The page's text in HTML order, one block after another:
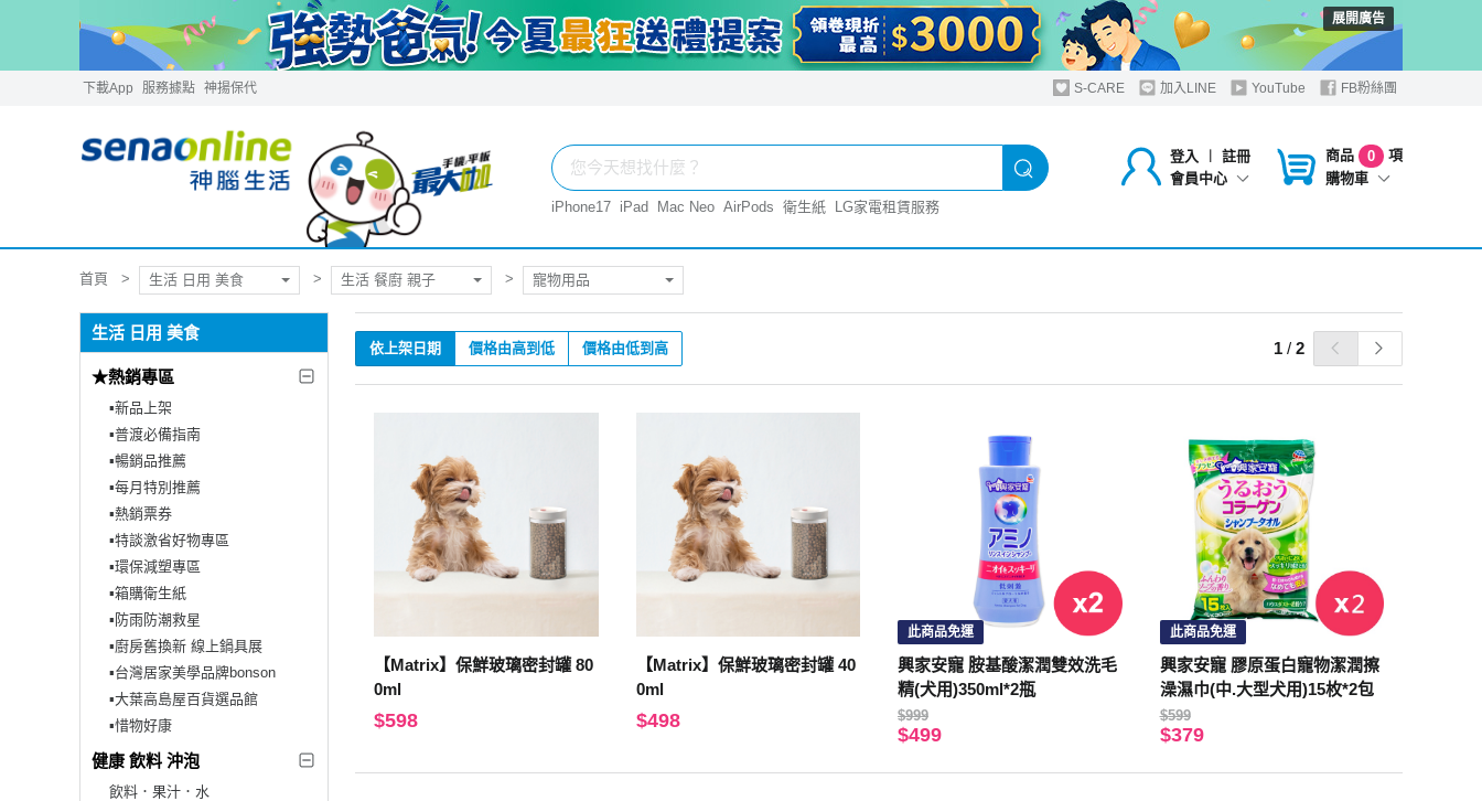
展開廣告
下載App 服務據點 神揚保代 S-CARE 加入LINE YouTube FB粉絲團
登入 ︱
註冊
會員中心
商品 0
項
購物車
iPhone17 iPad Mac Neo AirPods 衛生紙 LG家電租賃服務
首頁 生活 日用 美食 生活 餐廚 親子 寵物用品
生活 日用 美食
★熱銷專區
▪︎新品上架
▪︎普渡必備指南
▪︎暢銷品推薦
▪︎每月特別推薦
▪︎熱銷票券
▪︎特談激省好物專區
▪︎環保減塑專區
▪︎箱購衛生紙
▪︎防雨防潮救星
▪︎廚房舊換新 線上鍋具展
▪︎台灣居家美學品牌bonson
▪︎大葉高島屋百貨選品館
▪︎惜物好康
健康 飲料 沖泡
飲料．果汁．水
依上架日期 價格由高到低 價格由低到高 1 / 2
【Matrix】保鮮玻璃密封罐 80
0ml
$598
【Matrix】保鮮玻璃密封罐 40
0ml
$498
此商品免運
興家安寵 胺基酸潔潤雙效洗毛
精(犬用)350ml*2瓶
$999
$499
此商品免運
興家安寵 膠原蛋白寵物潔潤擦
澡濕巾(中.大型犬用)15枚*2包
$599
$379